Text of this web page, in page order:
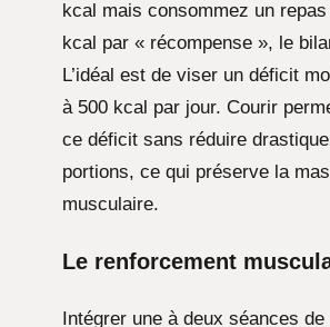
kcal mais consommez un
kcal par « récompense », le
L’idéal est de viser un déficit
à 500 kcal par jour. Courir
ce déficit sans réduire
portions, ce qui préserve la
musculaire.
Le renforcement
Intégrer une à deux séances de